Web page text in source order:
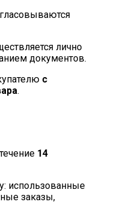
лично
документов.
с
.
14
использованные
заказы,